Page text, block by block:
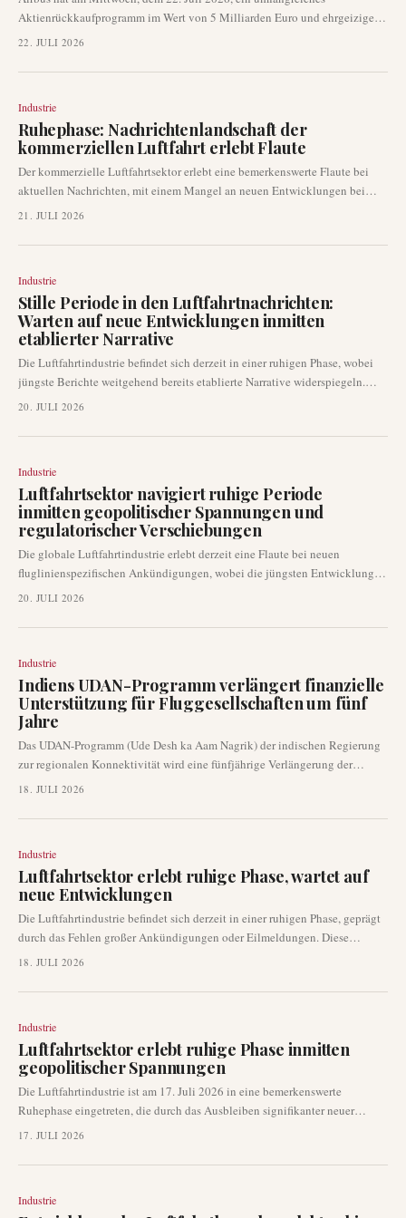
Aktienrückkaufprogramm im Wert von 5 Milliarden Euro und ehrgeizige
neue mittelfristige Ziele angekündigt. Dieser strategische Schritt führte zu
Tag um über 5 % stiegen. Die Ankündigung unterstreicht das Vertrauen von
22. JULI 2026
Industrie
Ruhephase: Nachrichtenlandschaft der
kommerziellen Luftfahrt erlebt Flaute
Der kommerzielle Luftfahrtsektor erlebt eine bemerkenswerte Flaute bei
aktuellen Nachrichten, mit einem Mangel an neuen Entwicklungen bei
Flugzeugbestellungen, Zertifizierungen oder großen operativen
Konzentration auf anhaltende geopolitische Störungen und bereits
Ankündigungen in der gesamten Branche. Diese Periode unterstreicht eine
Verschiebung hin zur Berichterstattung über anhaltende Trends statt über
neue Ereignisse.
21. JULI 2026
Industrie
Stille Periode in den Luftfahrtnachrichten:
Warten auf neue Entwicklungen inmitten
etablierter Narrative
Die Luftfahrtindustrie befindet sich derzeit in einer ruhigen Phase, wobei
jüngste Berichte weitgehend bereits etablierte Narrative widerspiegeln.
Wichtige Entwicklungen wie die Zertifizierung der Boeing 737 MAX, neue
werden weiterhin ohne wesentlich neue Informationen diskutiert. Die
neue Dynamiken in den Sektor bringen könnten.
20. JULI 2026
Industrie
Luftfahrtsektor navigiert ruhige Periode
inmitten geopolitischer Spannungen und
regulatorischer Verschiebungen
Die globale Luftfahrtindustrie erlebt derzeit eine Flaute bei neuen
fluglinienspezifischen Ankündigungen, wobei die jüngsten Entwicklungen
größtenteils von geopolitischen Spannungen und bedeutenden
geprägt von der Wiederherstellung der Zertifizierungsbefugnis von Boeing
Flugzeugbestellung chinesischer Fluggesellschaften bei Airbus, vor dem
Hintergrund eskalierender militärischer Auseinandersetzungen in der
Golfregion.
20. JULI 2026
Industrie
Indiens UDAN-Programm verlängert finanzielle
Unterstützung für Fluggesellschaften um fünf
Jahre
Das UDAN-Programm (Ude Desh ka Aam Nagrik) der indischen Regierung
zur regionalen Konnektivität wird eine fünfjährige Verlängerung der
finanziellen Unterstützung für Fluggesellschaften erhalten. Diese
Flugverkehrs in ganz Indien zu fördern. Die Unterstützung wird
18. JULI 2026
Industrie
Luftfahrtsektor erlebt ruhige Phase, wartet auf
neue Entwicklungen
Die Luftfahrtindustrie befindet sich derzeit in einer ruhigen Phase, geprägt
durch das Fehlen großer Ankündigungen oder Eilmeldungen. Diese
Periode folgt einem Trend wiederverwerteter oder veralteter Schlagzeilen in
überprüfbarer Informationen hindeutet. Branchenbeobachter warten auf
18. JULI 2026
Industrie
Luftfahrtsektor erlebt ruhige Phase inmitten
geopolitischer Spannungen
Die Luftfahrtindustrie ist am 17. Juli 2026 in eine bemerkenswerte
Ruhephase eingetreten, die durch das Ausbleiben signifikanter neuer
Entwicklungen im Airline-Bereich gekennzeichnet ist. Diese Flaute
einschließlich fortgesetzter militärischer Aktionen zwischen den USA und
gemeldete operative Störung war die Annullierung von Etihad Airways-
17. JULI 2026
Industrie